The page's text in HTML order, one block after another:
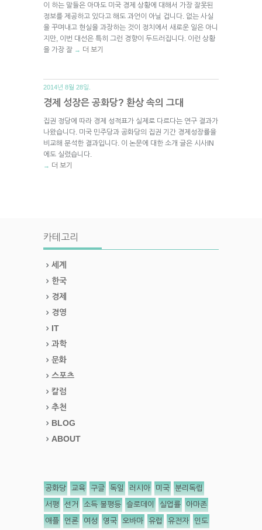
이 하는 말들은 아마도 미국 경제 상황에 대해서 가장 잘못된
정보를 제공하고 있다고 해도 과언이 아닐 겁니다. 없는 사실
을 꾸며내고 현실을 과장하는 것이 정치에서 새로운 일은 아니
지만, 이번 대선은 특히 그런 경향이 두드러집니다. 이런 상황
을 가장 잘 → 더 보기
2014년 8월 28일.
경제 성장은 공화당? 환상 속의 그대
집권 정당에 따라 경제 성적표가 실제로 다르다는 연구 결과가
나왔습니다. 미국 민주당과 공화당의 집권 기간 경제성장률을
비교해 분석한 결과입니다. 이 논문에 대한 소개 글은 시사IN
에도 실렸습니다.
→ 더 보기
카테고리
세계
한국
경제
경영
IT
과학
문화
스포츠
칼럼
추천
BLOG
ABOUT
공화당 교육 구글 독일 러시아 미국 분리독립
서평 선거 소득 불평등 슬로데이 실업률 아마존
애플 언론 여성 영국 오바마 유럽 유전자 인도